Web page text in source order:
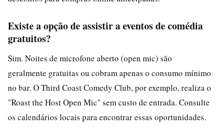
Existe a opção de assistir a eventos de comédia
gratuitos?
Sim. Noites de microfone aberto (open mic) são
geralmente gratuitas ou cobram apenas o consumo mínimo
no bar. O Third Coast Comedy Club, por exemplo, realiza o
"Roast the Host Open Mic" sem custo de entrada. Consulte
os calendários locais para encontrar essas oportunidades.